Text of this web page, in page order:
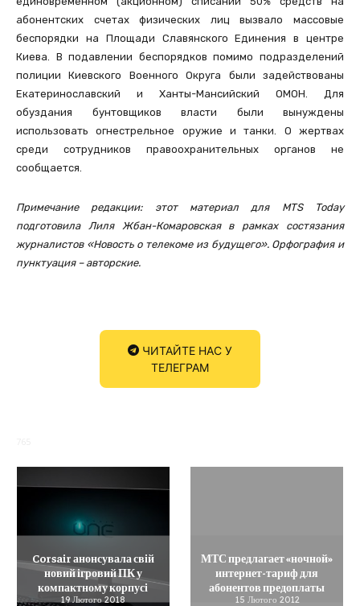
абонентских счетах физических лиц вызвало массовые
беспорядки на Площади Славянского Единения в центре
Киева. В подавлении беспорядков помимо подразделений
полиции Киевского Военного Округа были задействованы
Екатеринославский и Ханты-Мансийский ОМОН. Для
обуздания бунтовщиков власти были вынуждены
использовать огнестрельное оружие и танки. О жертвах
среди сотрудников правоохранительных органов не
сообщается.
Примечание редакции: этот материал для MTS Today
подготовила Лиля Жбан-Комаровская в рамках состязания
журналистов «Новость о телекоме из будущего». Орфография и
пунктуация – авторские.
ЧИТАЙТЕ НАС У
ТЕЛЕГРАМ
Corsair анонсувала свій
новий ігровий ПК у
компактному корпусі
19 Лютого 2018
МТС предлагает «ночной»
интернет-тариф для
абонентов предоплаты
15 Лютого 2012